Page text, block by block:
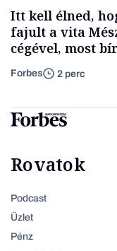
Itt kell élned,
fajult a vita
cégével, most
Forbes 2 perc
Rovatok
Podcast
Üzlet
Pénz